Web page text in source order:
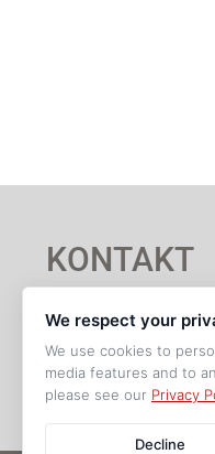
KONTAKT
Login DATEV
We respect your
We use cookies to
media features and to
please see our Privacy
Decline